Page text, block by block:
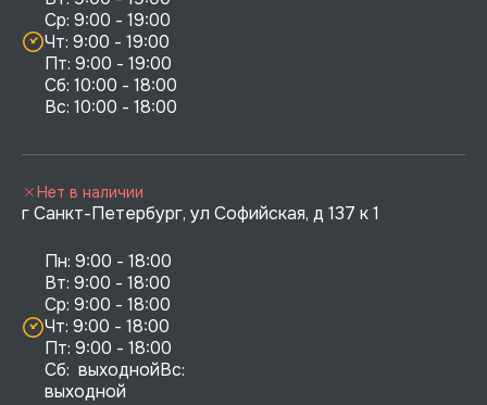
Ср: 9:00 - 19:00
Чт: 9:00 - 19:00
Пт: 9:00 - 19:00
Сб: 10:00 - 18:00
г Санкт-Петербург, ул Софийская, д 137 к 1
Пн: 9:00 - 18:00
Вт: 9:00 - 18:00
Ср: 9:00 - 18:00
Чт: 9:00 - 18:00
Пт: 9:00 - 18:00
Сб:  выходнойВс:
выходной
Нет в наличии